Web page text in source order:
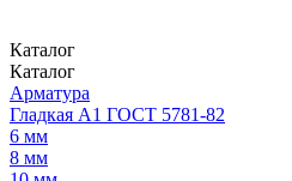
Каталог
Каталог
Арматура
Гладкая А1 ГОСТ 5781-82
6 мм
8 мм